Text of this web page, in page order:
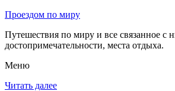
Проездом по миру
Путешествия по миру и все связанное с
достопримечательности, места отдыха.
Меню
Читать далее